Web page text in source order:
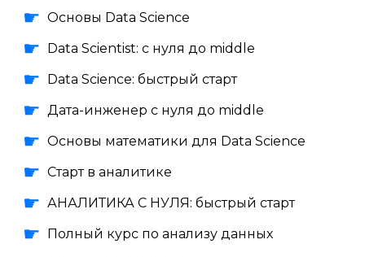
Основы Data Science
Data Scientist: с нуля до middle
Data Science: быстрый старт
Дата-инженер с нуля до middle
Основы математики для Data Science
Старт в аналитике
АНАЛИТИКА С НУЛЯ: быстрый старт
Полный курс по анализу данных